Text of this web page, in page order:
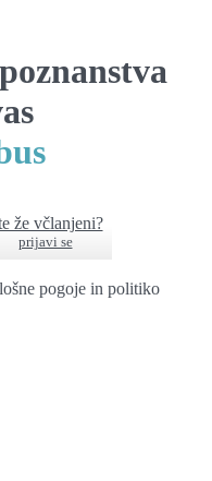
že včlanjeni?
prijavi se
pogoje in politiko